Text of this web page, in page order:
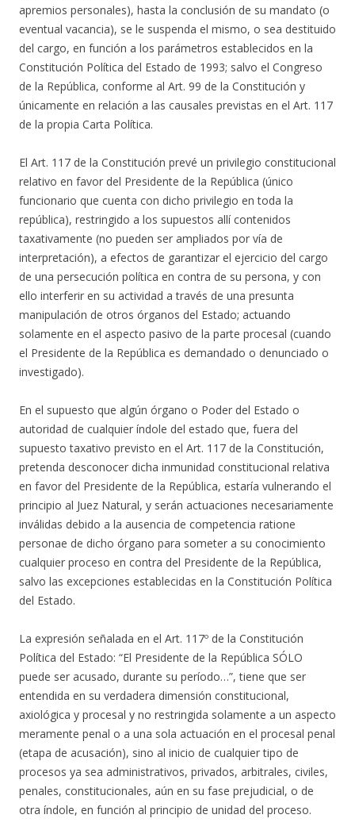
apremios personales), hasta la conclusión de su mandato (o
eventual vacancia), se le suspenda el mismo, o sea destituido
del cargo, en función a los parámetros establecidos en la
Constitución Política del Estado de 1993; salvo el Congreso
de la República, conforme al Art. 99 de la Constitución y
únicamente en relación a las causales previstas en el Art. 117
de la propia Carta Política.
El Art. 117 de la Constitución prevé un privilegio constitucional
relativo en favor del Presidente de la República (único
funcionario que cuenta con dicho privilegio en toda la
república), restringido a los supuestos allí contenidos
taxativamente (no pueden ser ampliados por vía de
interpretación), a efectos de garantizar el ejercicio del cargo
de una persecución política en contra de su persona, y con
ello interferir en su actividad a través de una presunta
manipulación de otros órganos del Estado; actuando
solamente en el aspecto pasivo de la parte procesal (cuando
el Presidente de la República es demandado o denunciado o
investigado).
En el supuesto que algún órgano o Poder del Estado o
autoridad de cualquier índole del estado que, fuera del
supuesto taxativo previsto en el Art. 117 de la Constitución,
pretenda desconocer dicha inmunidad constitucional relativa
en favor del Presidente de la República, estaría vulnerando el
principio al Juez Natural, y serán actuaciones necesariamente
inválidas debido a la ausencia de competencia ratione
personae de dicho órgano para someter a su conocimiento
cualquier proceso en contra del Presidente de la República,
salvo las excepciones establecidas en la Constitución Política
del Estado.
La expresión señalada en el Art. 117º de la Constitución
Política del Estado: “El Presidente de la República SÓLO
puede ser acusado, durante su período…”, tiene que ser
entendida en su verdadera dimensión constitucional,
axiológica y procesal y no restringida solamente a un aspecto
meramente penal o a una sola actuación en el procesal penal
(etapa de acusación), sino al inicio de cualquier tipo de
procesos ya sea administrativos, privados, arbitrales, civiles,
penales, constitucionales, aún en su fase prejudicial, o de
otra índole, en función al principio de unidad del proceso.